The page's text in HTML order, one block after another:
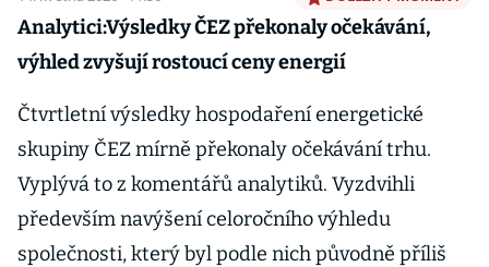
Analytici:Výsledky ČEZ překonaly očekávání,
výhled zvyšují rostoucí ceny energií
Čtvrtletní výsledky hospodaření energetické
skupiny ČEZ mírně překonaly očekávání trhu.
Vyplývá to z komentářů analytiků. Vyzdvihli
především navýšení celoročního výhledu
společnosti, který byl podle nich původně příliš